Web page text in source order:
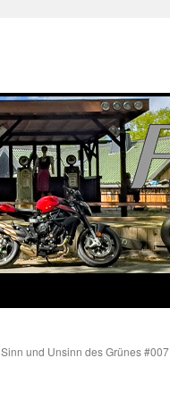
Sinn und Unsinn des Grünes #007